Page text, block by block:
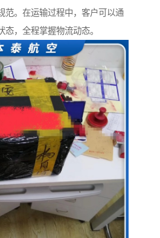
范。在运输过程中，客户可以通
，全程掌握物流动态。